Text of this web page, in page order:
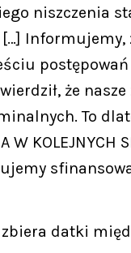
niszczenia
Informujemy,
że nasze
To
KOLEJNYCH
datki